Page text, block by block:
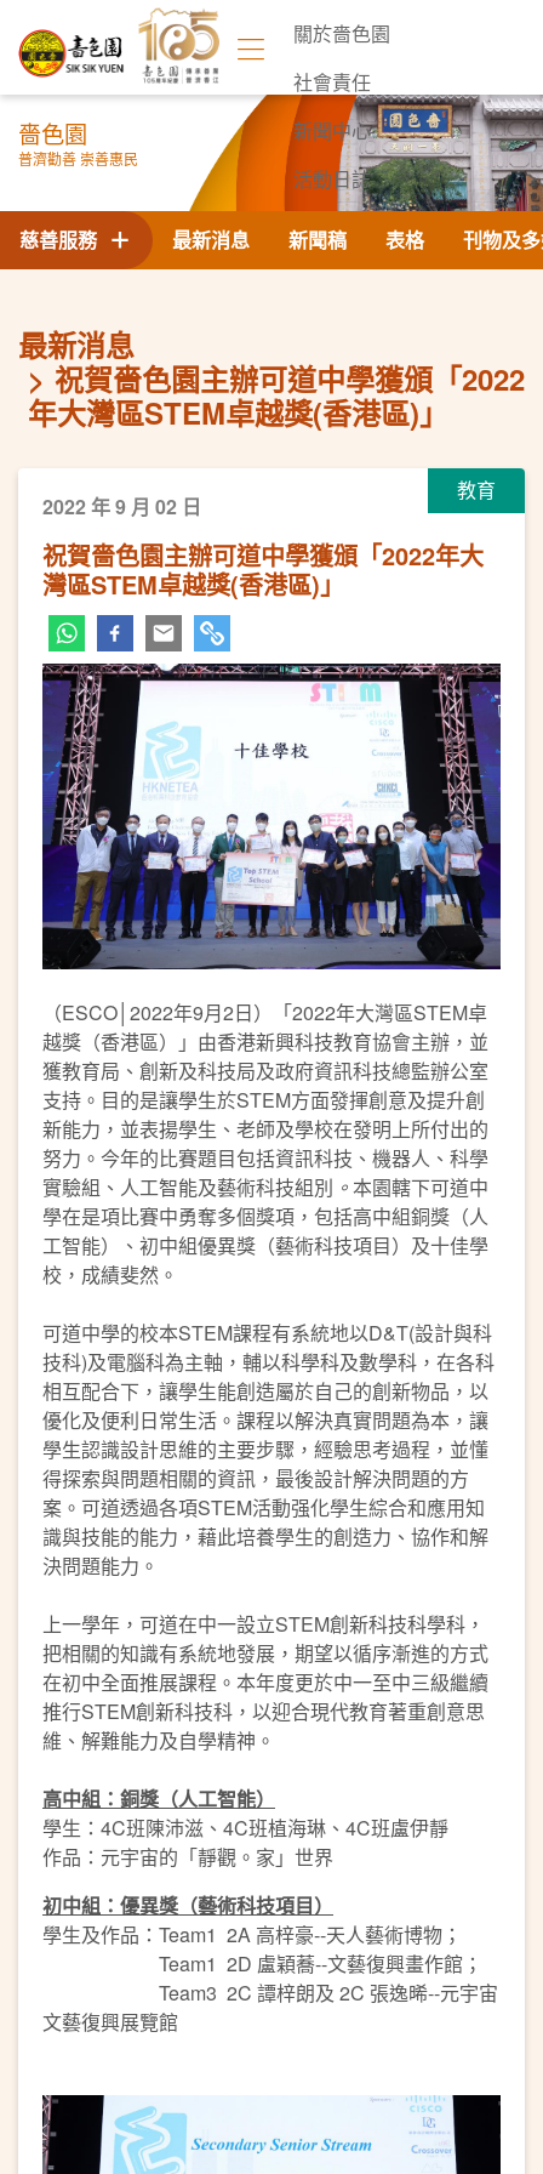
關於嗇色園
社會責任
新聞中心
活動日誌
聯絡我們
嗇色園
普濟勸善 崇善惠民
最新消息 新聞稿 表格 刊物及
慈善服務
最新消息
祝賀嗇色園主辦可道中學獲頒「2022
年大灣區STEM卓越獎(香港區)」
教育
2022 年 9 月 02 日
祝賀嗇色園主辦可道中學獲頒「2022年大
灣區STEM卓越獎(香港區)」
（ESCO│2022年9月2日）「2022年大灣區STEM卓
越獎（香港區）」由香港新興科技教育協會主辦，並
獲教育局、創新及科技局及政府資訊科技總監辦公室
支持。目的是讓學生於STEM方面發揮創意及提升創
新能力，並表揚學生、老師及學校在發明上所付出的
努力。今年的比賽題目包括資訊科技、機器人、科學
實驗組、人工智能及藝術科技組別 。本園轄下可道中
學在是項比賽中勇奪多個獎項，包括高中組銅獎（人
工智能）、初中組優異獎（藝術科技項目）及十佳學
校，成績斐然。
可道中學的校本STEM課程有系統地以D&T(設計與科
技科)及電腦科為主軸，輔以科學科及數學科，在各科
相互配合下，讓學生能創造屬於自己的創新物品，以
優化及便利日常生活。課程以解決真實問題為本，讓
學生認識設計思維的主要步驟，經驗思考過程，並懂
得探索與問題相關的資訊，最後設計解決問題的方
案。可道透過各項STEM活動强化學生綜合和應用知
識與技能的能力，藉此培養學生的創造力、協作和解
決問題能力。
上一學年，可道在中一設立STEM創新科技科學科，
把相關的知識有系統地發展，期望以循序漸進的方式
在初中全面推展課程。本年度更於中一至中三級繼續
推行STEM創新科技科，以迎合現代教育著重創意思
維、解難能力及自學精神。
高中組 ：銅獎（人工智能）
學生：4C班陳沛滋、4C班植海琳、4C班盧伊靜
作品：元宇宙的「靜觀。家」世界
初中組：優異獎（藝術科技項目）
學生及作品：Team1 2A 高梓豪--天人藝術博物；
Team1 2D 盧穎蕎--文藝復興畫作館；
Team3 2C 譚梓朗及 2C 張逸晞--元宇宙
文藝復興展覽館